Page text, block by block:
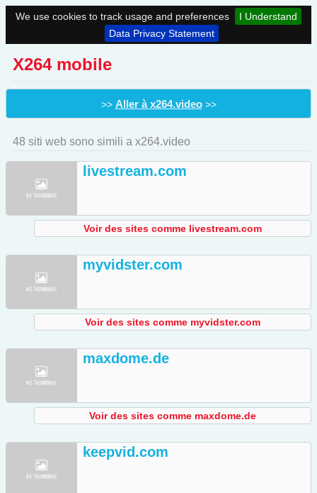
We use cookies to track usage and preferences
I Understand
Data Privacy Statement
X264 mobile
>> Aller à x264.video>>
48 siti web sono simili a x264.video
livestream.com
Voir des sites comme livestream.com
myvidster.com
Voir des sites comme myvidster.com
maxdome.de
Voir des sites comme maxdome.de
keepvid.com